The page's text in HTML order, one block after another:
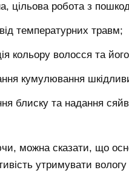
цільова робота з
температурних травм;
кольору волосся та
кумулювання
блиску та надання
можна сказати, що
утримувати